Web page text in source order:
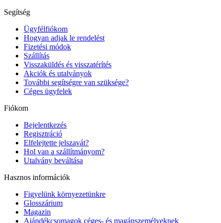
Segítség
Ügyfélfiókom
Hogyan adjak le rendelést
Fizetési módok
Szállítás
Visszaküldés és visszatérítés
Akciók és utalványok
További segítségre van szüksége?
Céges ügyfelek
Fiókom
Bejelentkezés
Regisztráció
Elfelejtette jelszavát?
Hol van a szállítmányom?
Utalvány beváltása
Hasznos információk
Figyelünk környezetünkre
Glosszárium
Magazin
Ajándékcsomagok céges- és magánszemélyeknek